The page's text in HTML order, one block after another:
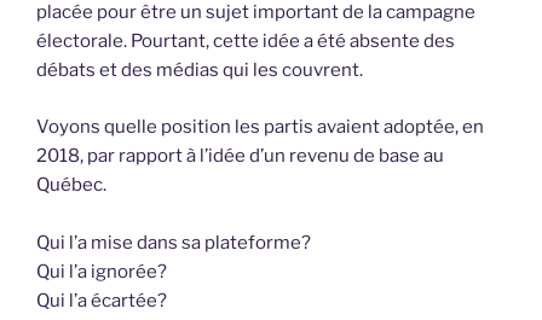
placée pour être un sujet important de la campagne
électorale. Pourtant, cette idée a été absente des
débats et des médias qui les couvrent.
Voyons quelle position les partis avaient adoptée, en
2018, par rapport à l’idée d’un revenu de base au
Québec.
Qui l’a mise dans sa plateforme?
Qui l’a ignorée?
Qui l’a écartée?